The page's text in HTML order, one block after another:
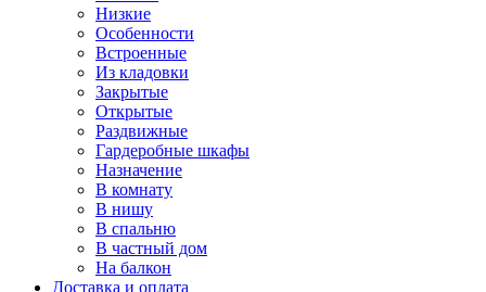
Низкие
Особенности
Встроенные
Из кладовки
Закрытые
Открытые
Раздвижные
Гардеробные шкафы
Назначение
В комнату
В нишу
В спальню
В частный дом
На балкон
Доставка и оплата